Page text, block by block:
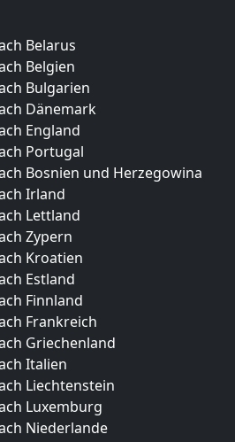
Belarus
Belgien
Bulgarien
Dänemark
England
Portugal
Bosnien und Herzegowina
Irland
Lettland
Zypern
Kroatien
Estland
Finnland
Frankreich
Griechenland
Italien
Liechtenstein
Luxemburg
Niederlande